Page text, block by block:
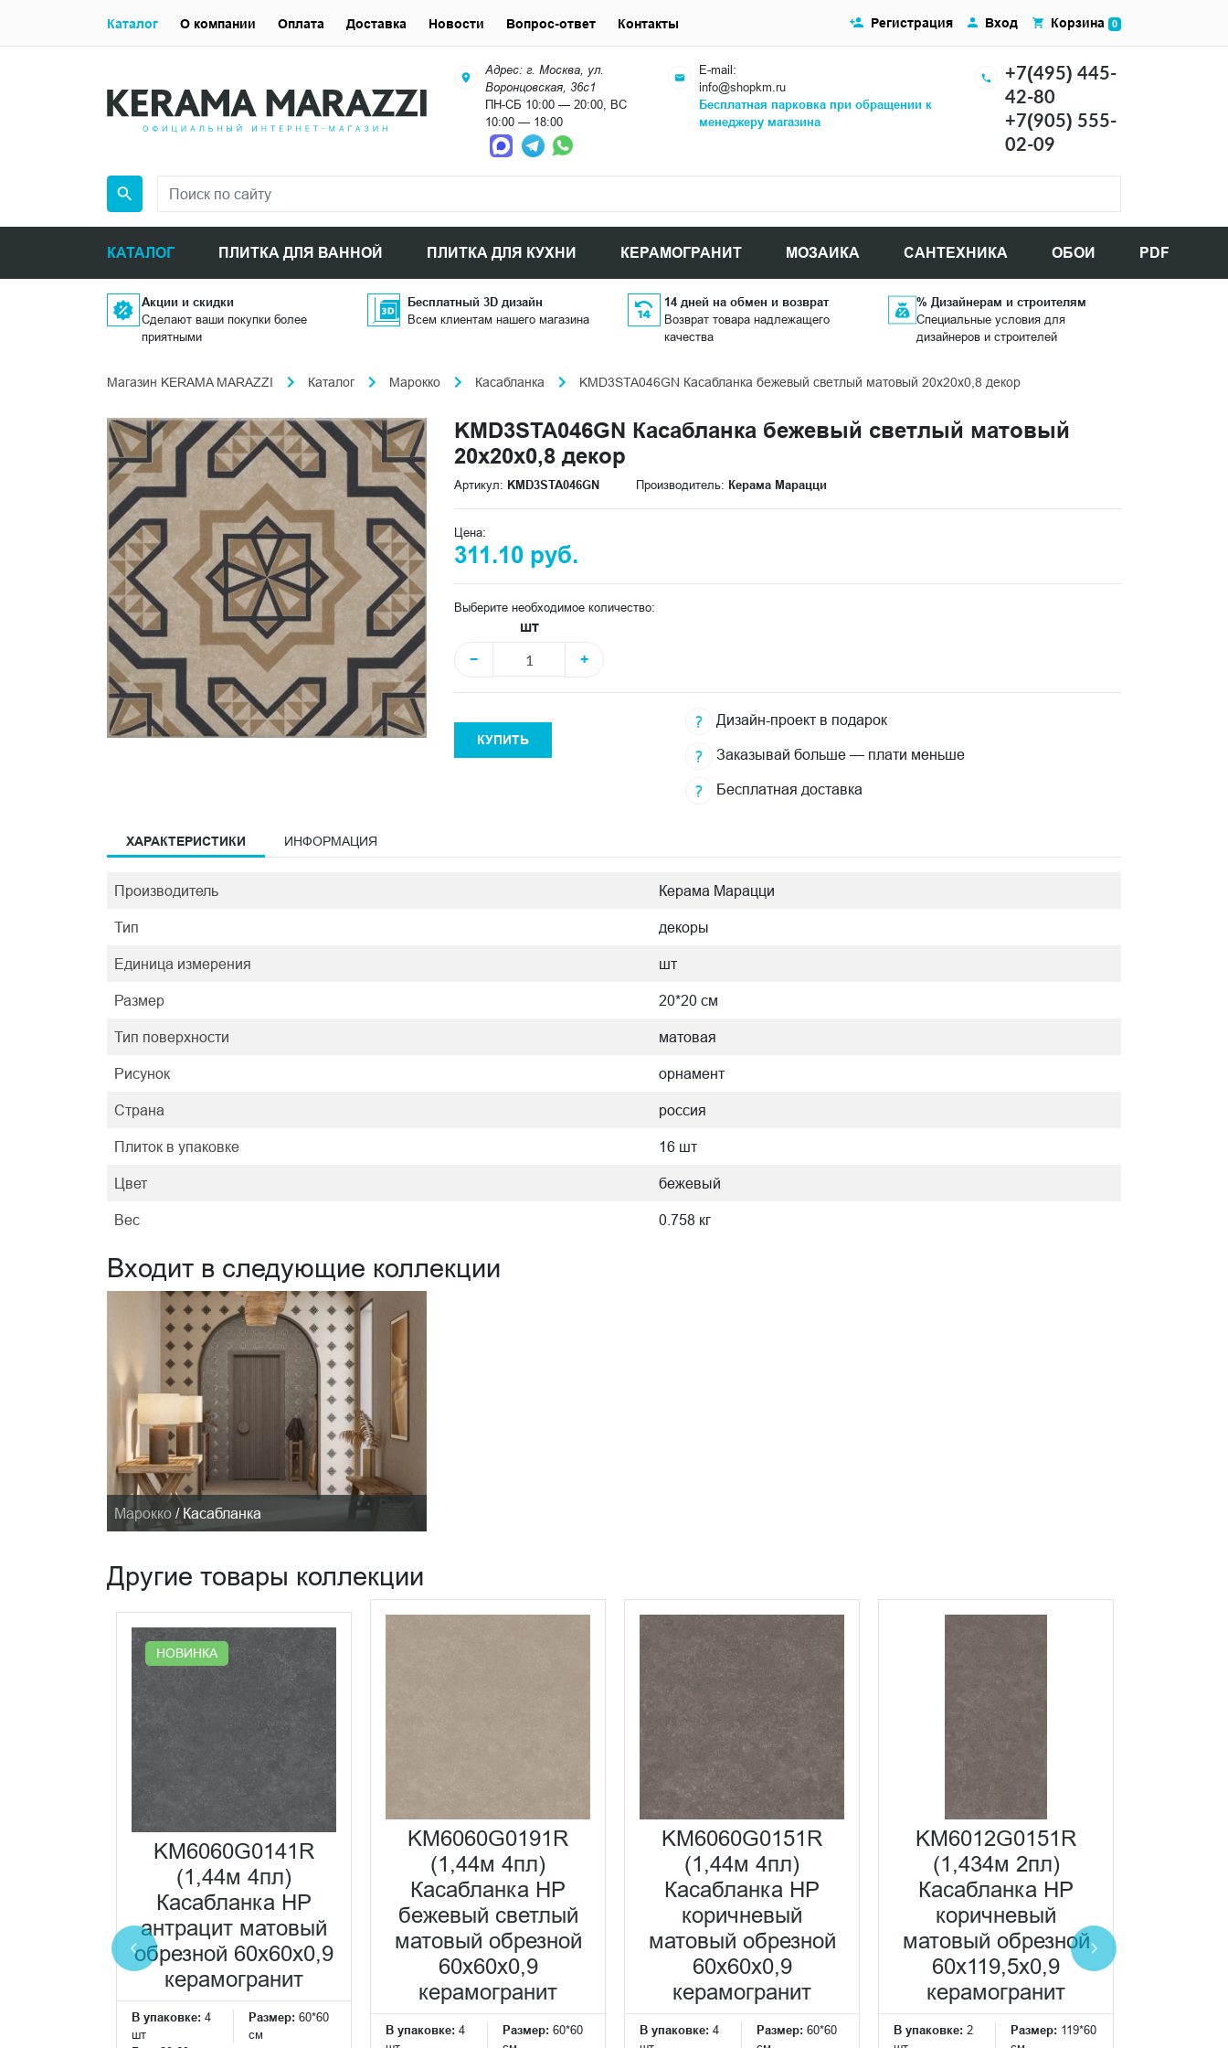
Адрес: г. Москва, ул.
Воронцовская, 36с1
ПН-СБ 10:00 — 20:00, ВС
10:00 — 18:00
E-mail:
info@shopkm.ru
Бесплатная парковка при обращении к
менеджеру магазина
+7(495) 445-
42-80
+7(905) 555-
02-09
КАТАЛОГ ПЛИТКА ДЛЯ ВАННОЙ ПЛИТКА ДЛЯ КУХНИ КЕРАМОГРАНИТ МОЗАИКА САНТЕХНИКА ОБОИ PDF
Регистрация Вход Корзина 0
Каталог О компании Оплата Доставка Новости Вопрос-ответ Контакты
Акции и скидки
Сделают ваши покупки более
приятными
Бесплатный 3D дизайн
Всем клиентам нашего магазина
14 дней на обмен и возврат
Возврат товара надлежащего
качества
% Дизайнерам и строителям
Специальные условия для
дизайнеров и строителей
Магазин KERAMA MARAZZI Каталог Марокко Касабланка KMD3STA046GN Касабланка бежевый светлый матовый 20x20x0,8 декор
KMD3STA046GN Касабланка бежевый светлый матовый
20x20x0,8 декор
Артикул: KMD3STA046GN Производитель: Керама Марацци
Цена:
311.10 руб.
Выберите необходимое количество:
шт
−
+
КУПИТЬ
Дизайн-проект в подарок
Заказывай больше — плати меньше
Бесплатная доставка
ХАРАКТЕРИСТИКИ ИНФОРМАЦИЯ
Производитель Керама Марацци
Тип декоры
Единица измерения шт
Размер 20*20 см
Тип поверхности матовая
Рисунок орнамент
Страна россия
Плиток в упаковке 16 шт
Цвет бежевый
Вес 0.758 кг
Входит в следующие коллекции
Марокко / Касабланка
Другие товары коллекции
НОВИНКА
KM6060G0141R
(1,44м 4пл)
Касабланка HP
антрацит матовый
обрезной 60x60x0,9
керамогранит
В упаковке: 4
шт
Размер: 60*60
см
KM6060G0191R
(1,44м 4пл)
Касабланка HP
бежевый светлый
матовый обрезной
60x60x0,9
керамогранит
В упаковке: 4
Размер: 60*60
KM6060G0151R
(1,44м 4пл)
Касабланка HP
коричневый
матовый обрезной
60x60x0,9
керамогранит
В упаковке: 4
Размер: 60*60
KM6012G0151R
(1,434м 2пл)
Касабланка HP
коричневый
матовый обрезной
60x119,5x0,9
керамогранит
В упаковке: 2
Размер: 119*60